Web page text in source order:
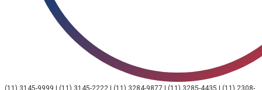
(11) 3145-9999 | (11) 3145-2222 | (11) 3284-9877 | (11) 3285-4435 | (11) 2308-